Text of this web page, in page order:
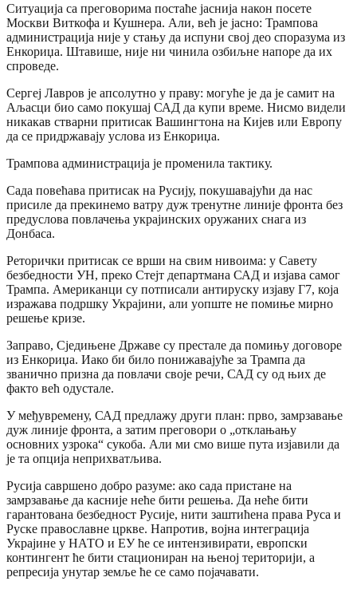
Ситуација са преговорима постаће јаснија након посете
Москви Виткофа и Кушнера. Али, већ је јасно: Трампова
администрација није у стању да испуни свој део споразума из
Енкориџа. Штавише, није ни чинила озбиљне напоре да их
спроведе.
Сергеј Лавров је апсолутно у праву: могуће је да је самит на
Аљасци био само покушај САД да купи време. Нисмо видели
никакав стварни притисак Вашингтона на Кијев или Европу
да се придржавају услова из Енкориџа.
Трампова администрација је променила тактику.
Сада повећава притисак на Русију, покушавајући да нас
присиле да прекинемо ватру дуж тренутне линије фронта без
предуслова повлачења украјинских оружаних снага из
Донбаса.
Реторички притисак се врши на свим нивоима: у Савету
безбедности УН, преко Стејт департмана САД и изјава самог
Трампа. Американци су потписали антируску изјаву Г7, која
изражава подршку Украјини, али уопште не помиње мирно
решење кризе.
Заправо, Сједињене Државе су престале да помињу договоре
из Енкориџа. Иако би било понижавајуће за Трампа да
званично призна да повлачи своје речи, САД су од њих де
факто већ одустале.
У међувремену, САД предлажу други план: прво, замрзавање
дуж линије фронта, а затим преговори о „отклањању
основних узрока“ сукоба. Али ми смо више пута изјавили да
је та опција неприхватљива.
Русија савршено добро разуме: ако сада пристане на
замрзавање да касније неће бити решења. Да неће бити
гарантована безбедност Русије, нити заштићена права Руса и
Руске православне цркве. Напротив, војна интеграција
Украјине у НАТО и ЕУ ће се интензивирати, европски
контингент ће бити стациониран на њеној територији, а
репресија унутар земље ће се само појачавати.